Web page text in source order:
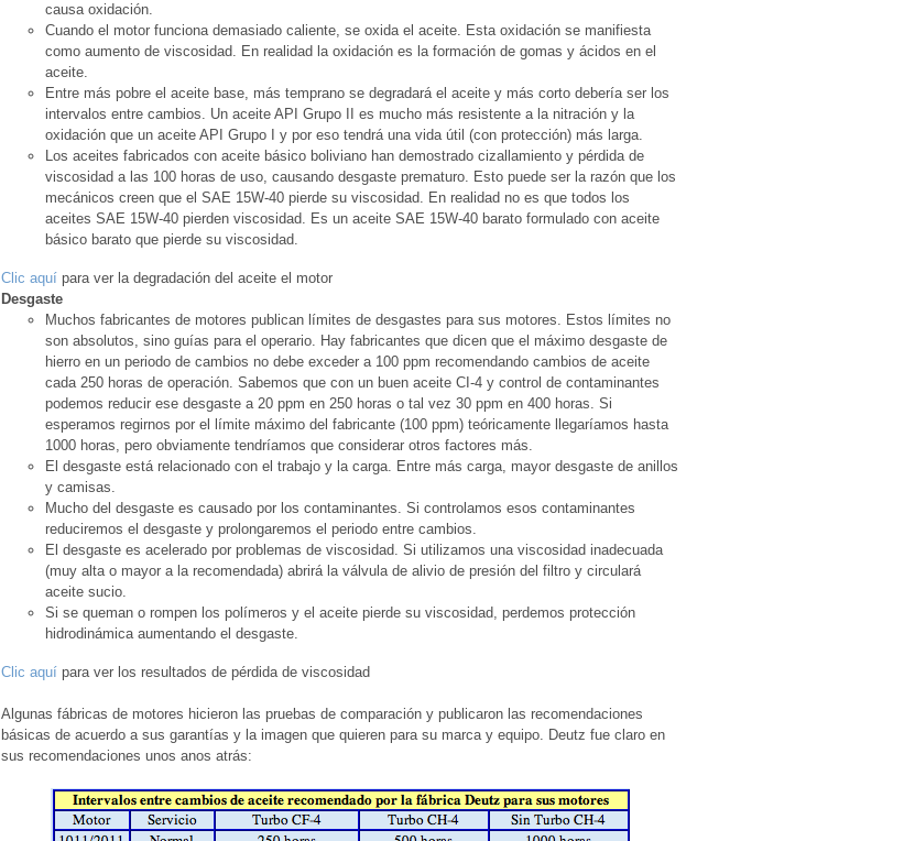
causa oxidación.
Cuando el motor funciona demasiado caliente, se oxida el aceite. Esta oxidación se manifiesta
como aumento de viscosidad. En realidad la oxidación es la formación de gomas y ácidos en el
aceite.
Entre más pobre el aceite base, más temprano se degradará el aceite y más corto debería ser los
intervalos entre cambios. Un aceite API Grupo II es mucho más resistente a la nitración y la
oxidación que un aceite API Grupo I y por eso tendrá una vida útil (con protección) más larga.
Los aceites fabricados con aceite básico boliviano han demostrado cizallamiento y pérdida de
viscosidad a las 100 horas de uso, causando desgaste prematuro. Esto puede ser la razón que los
mecánicos creen que el SAE 15W-40 pierde su viscosidad. En realidad no es que todos los
aceites SAE 15W-40 pierden viscosidad. Es un aceite SAE 15W-40 barato formulado con aceite
básico barato que pierde su viscosidad.
Clic aquí para ver la degradación del aceite el motor
Desgaste
Muchos fabricantes de motores publican límites de desgastes para sus motores. Estos límites no
son absolutos, sino guías para el operario. Hay fabricantes que dicen que el máximo desgaste de
hierro en un periodo de cambios no debe exceder a 100 ppm recomendando cambios de aceite
cada 250 horas de operación. Sabemos que con un buen aceite CI-4 y control de contaminantes
podemos reducir ese desgaste a 20 ppm en 250 horas o tal vez 30 ppm en 400 horas. Si
esperamos regirnos por el límite máximo del fabricante (100 ppm) teóricamente llegaríamos hasta
1000 horas, pero obviamente tendríamos que considerar otros factores más.
El desgaste está relacionado con el trabajo y la carga. Entre más carga, mayor desgaste de anillos
y camisas.
Mucho del desgaste es causado por los contaminantes. Si controlamos esos contaminantes
reduciremos el desgaste y prolongaremos el periodo entre cambios.
El desgaste es acelerado por problemas de viscosidad. Si utilizamos una viscosidad inadecuada
(muy alta o mayor a la recomendada) abrirá la válvula de alivio de presión del filtro y circulará
aceite sucio.
Si se queman o rompen los polímeros y el aceite pierde su viscosidad, perdemos protección
hidrodinámica aumentando el desgaste.
Clic aquí para ver los resultados de pérdida de viscosidad
Algunas fábricas de motores hicieron las pruebas de comparación y publicaron las recomendaciones
básicas de acuerdo a sus garantías y la imagen que quieren para su marca y equipo. Deutz fue claro en
sus recomendaciones unos anos atrás: